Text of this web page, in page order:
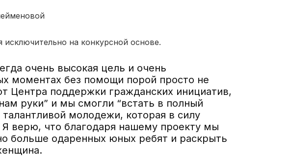
на конкурсной основе.
очень высокая цель и очень
моментах без помощи порой просто не
Центра поддержки гражданских инициатив,
руки” и мы смогли “встать в полный
молодежи, которая в силу
Я верю, что благодаря нашему проекту мы
больше одаренных юных ребят и раскрыть